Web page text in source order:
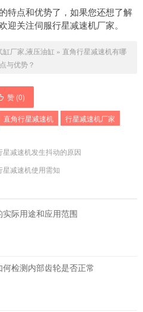
特点和优势了，如果您还想了解
关注伺服行星减速机厂家。
缸厂家,液压油缸 » 直角行星减速机有哪
与优势？
赞 (0)
直角行星减速机 行星减速机厂家
减速机发生抖动的原因
减速机使用需知
际用途和应用范围
检测内部齿轮是否正常